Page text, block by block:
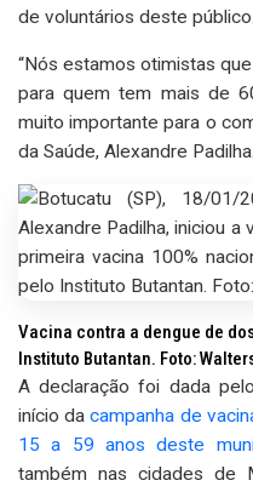
de voluntários deste público.
“Nós estamos otimistas
para quem tem mais de
muito importante para o
da Saúde, Alexandre Padilha.
Vacina contra a dengue de
Instituto Butantan. Foto:
A declaração foi dada
início dacampanha de
15 a 59 anos deste
também nas cidades de